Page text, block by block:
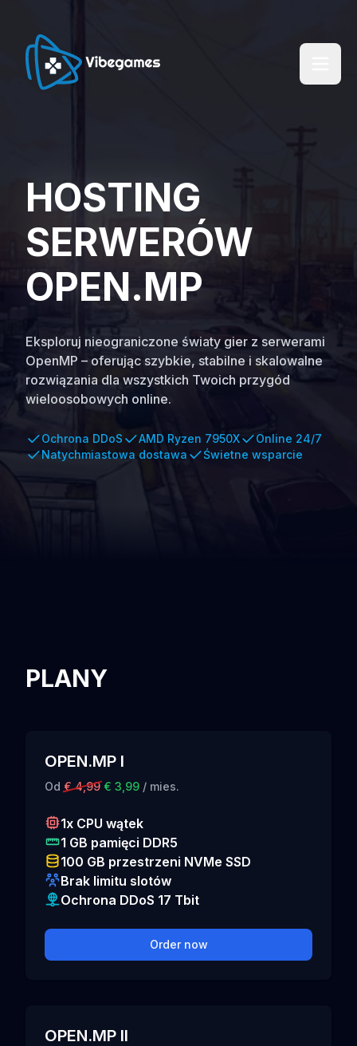
HOSTING
SERWERÓW
OPEN.MP
Eksploruj nieograniczone światy gier z serwerami
OpenMP – oferując szybkie, stabilne i skalowalne
rozwiązania dla wszystkich Twoich przygód
wieloosobowych online.
Ochrona DDoS AMD Ryzen 7950X
Online 24/7
Natychmiastowa dostawa
Świetne wsparcie
PLANY
OPEN.MP I
Od € 4,99 € 3,99 / mies.
1x CPU wątek
1 GB pamięci DDR5
100 GB przestrzeni NVMe SSD
Brak limitu slotów
Ochrona DDoS 17 Tbit
Order now
OPEN.MP II